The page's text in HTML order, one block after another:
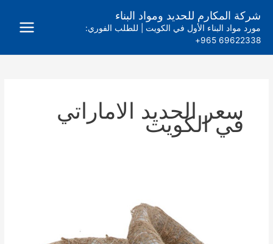
المحتوى
شركة المكارم للحديد ومواد البناء
مورد مواد البناء الأول في الكويت | للطلب الفوري:
69622338 965+
سعر الحديد الاماراتي
في الكويت